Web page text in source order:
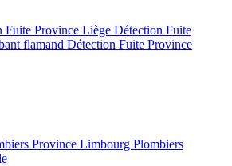
Fuite Province Liège Détection Fuite
flamand Détection Fuite Province
Province Limbourg Plombiers